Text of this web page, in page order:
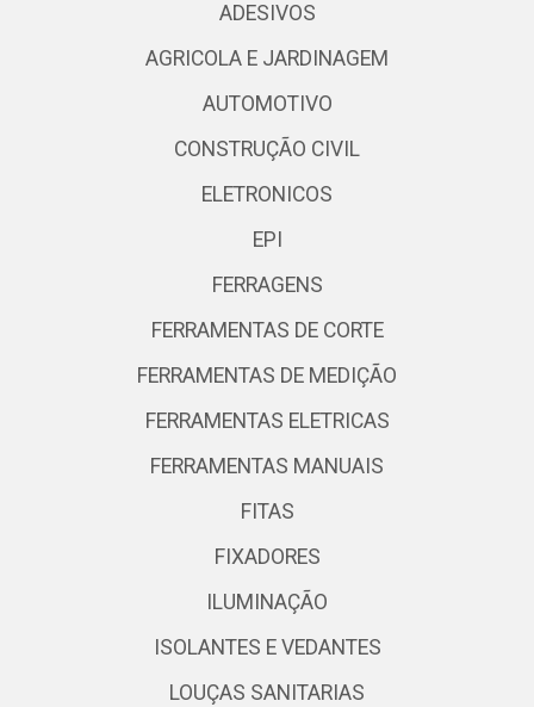
ADESIVOS
AGRICOLA E JARDINAGEM
AUTOMOTIVO
CONSTRUÇÃO CIVIL
ELETRONICOS
EPI
FERRAGENS
FERRAMENTAS DE CORTE
FERRAMENTAS DE MEDIÇÃO
FERRAMENTAS ELETRICAS
FERRAMENTAS MANUAIS
FITAS
FIXADORES
ILUMINAÇÃO
ISOLANTES E VEDANTES
LOUÇAS SANITARIAS